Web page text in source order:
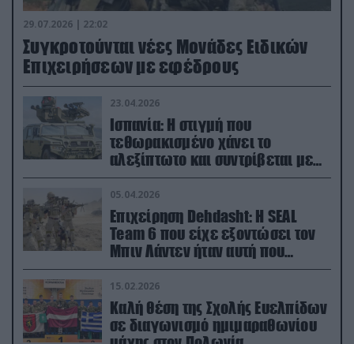
29.07.2026 | 22:02
Συγκροτούνται νέες Μονάδες Ειδικών
Επιχειρήσεων με εφέδρους
23.04.2026
Ισπανία: Η στιγμή που
τεθωρακισμένο χάνει το
αλεξίπτωτο και συντρίβεται με
ορμή στο έδαφος (βίντεο)
05.04.2026
Επιχείρηση Dehdasht: Η SEAL
Team 6 που είχε εξοντώσει τον
Μπιν Λάντεν ήταν αυτή που
διέσωσε τον πιλότο του F-15
15.02.2026
Καλή θέση της Σχολής Ευελπίδων
σε διαγωνισμό ημιμαραθωνίου